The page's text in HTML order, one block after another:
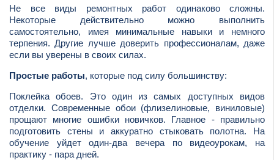
Не все виды ремонтных работ одинаково сложны.
Некоторые действительно можно выполнить
самостоятельно, имея минимальные навыки и немного
терпения. Другие лучше доверить профессионалам, даже
если вы уверены в своих силах.
Простые работы, которые под силу большинству:
Поклейка обоев. Это один из самых доступных видов
отделки. Современные обои (флизелиновые, виниловые)
прощают многие ошибки новичков. Главное - правильно
подготовить стены и аккуратно стыковать полотна. На
обучение уйдет один-два вечера по видеоурокам, на
практику - пара дней.